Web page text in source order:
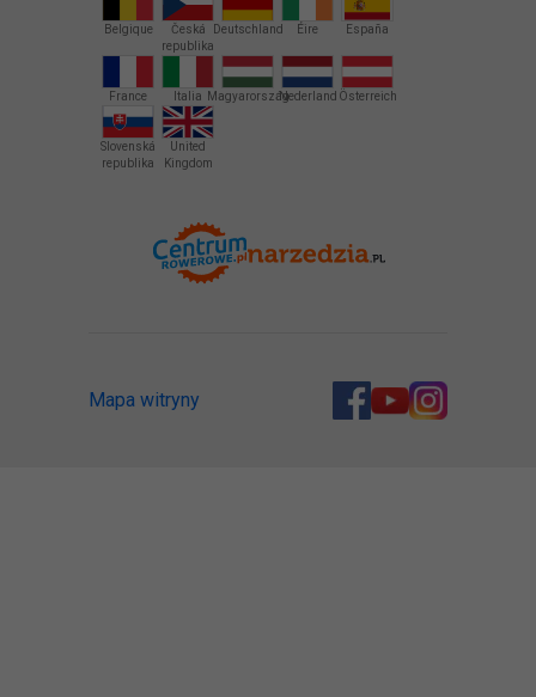
Belgique
Česká
republika
Deutschland Éire España
France Italia MagyarországNederland Österreich
Slovenská
republika
United
Kingdom
Mapa witryny